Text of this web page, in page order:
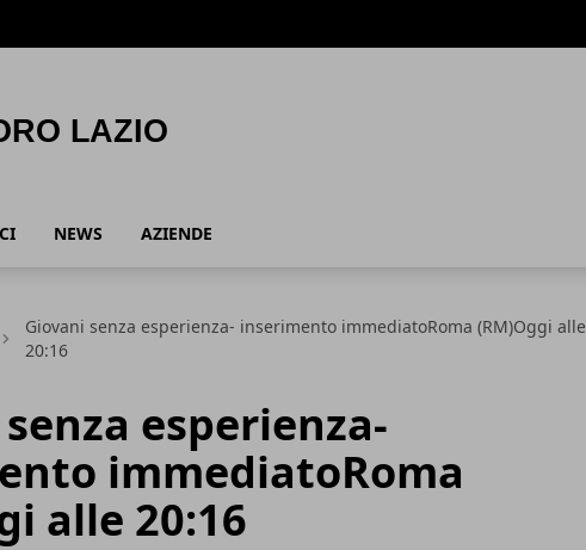
NEWS AZIENDE
Giovani senza esperienza- inserimento immediatoRoma (RM)Oggi alle
20:16
esperienza-
immediatoRoma
alle 20:16